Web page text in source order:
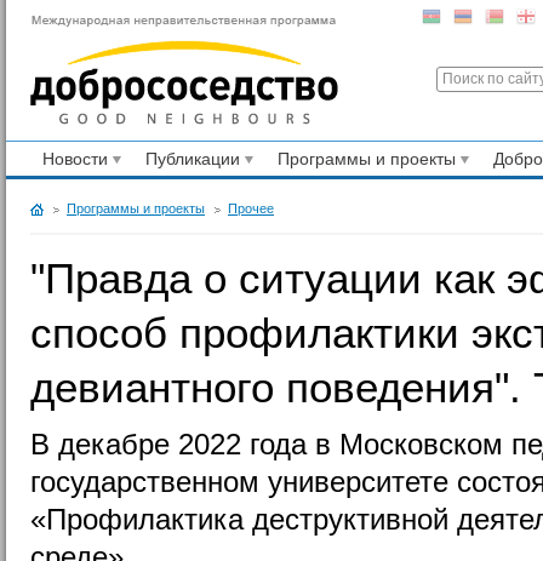
Новости Публикации Программы и проекты
Программы и проекты Прочее
"Правда о ситуации как
способ профилактики
девиантного поведения".
В декабре 2022 года в Московском
государственном университете
«Профилактика деструктивной